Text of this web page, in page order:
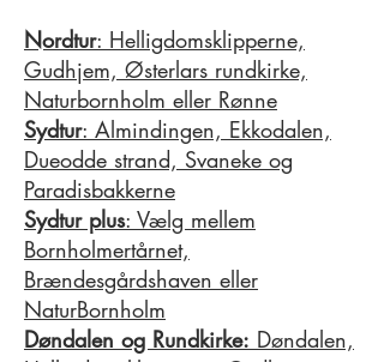
Nordtur: Helligdomsklipperne,
Gudhjem, Østerlars rundkirke,
Naturbornholm eller Rønne
Sydtur: Almindingen, Ekkodalen,
Dueodde strand, Svaneke og
Paradisbakkerne
Sydtur plus: Vælg mellem
Bornholmertårnet,
Brændesgårdshaven eller
NaturBornholm
Døndalen og Rundkirke: Døndalen,